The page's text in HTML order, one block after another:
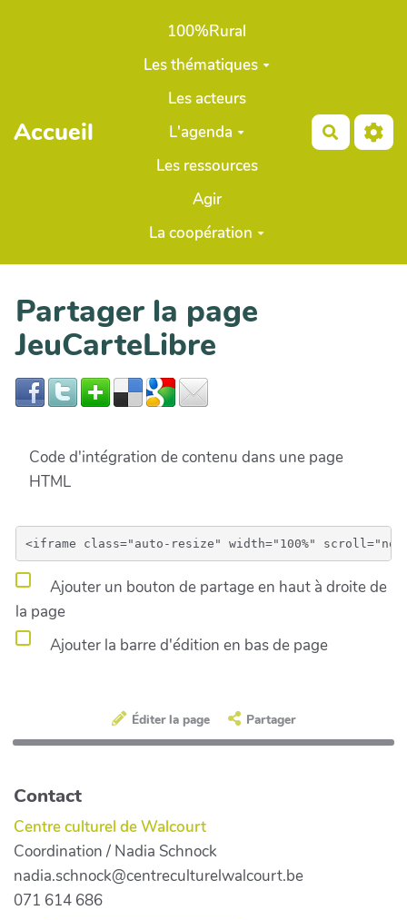
Aller au contenu principal
Accueil
100%Rural
Les thématiques
Les acteurs
L'agenda
Les ressources
Agir
La coopération
Partager la page
JeuCarteLibre
Code d'intégration de contenu dans une page
HTML
Ajouter un bouton de partage en haut à droite de
la page
Ajouter la barre d'édition en bas de page
Éditer la page Partager
Contact
Centre culturel de Walcourt
Coordination / Nadia Schnock
nadia.schnock@centreculturelwalcourt.be
071 614 686